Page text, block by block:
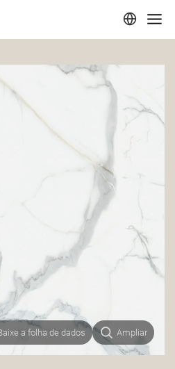
a folha de dados Ampliar